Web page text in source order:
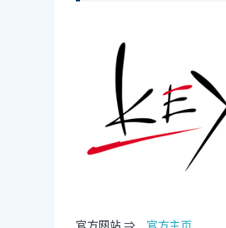
官方网站 ⇒ 官方主页